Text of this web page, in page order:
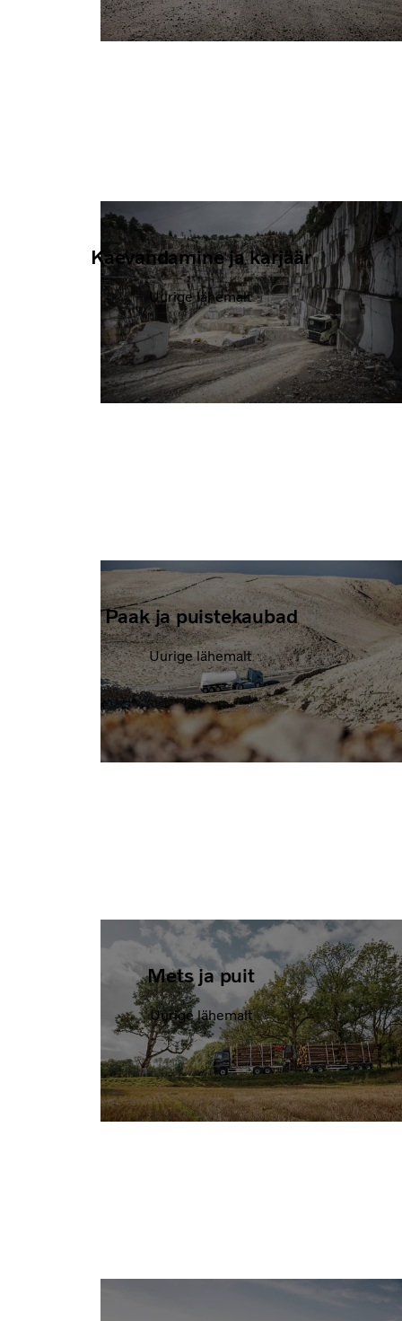
Kaevandamine ja karjäär
Uurige lähemalt
Paak ja puistekaubad
Uurige lähemalt
Mets ja puit
Uurige lähemalt